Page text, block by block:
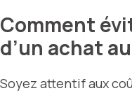
Comment
d’un achat
Soyez attentif aux